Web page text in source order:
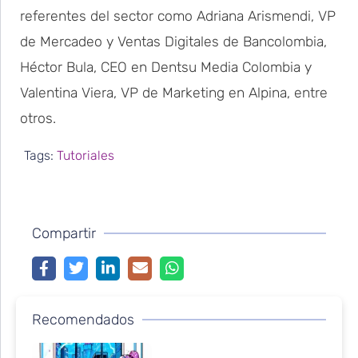
referentes del sector como Adriana Arismendi, VP
de Mercadeo y Ventas Digitales de Bancolombia,
Héctor Bula, CEO en Dentsu Media Colombia y
Valentina Viera, VP de Marketing en Alpina, entre
otros.
Tags: Tutoriales
Compartir
Recomendados